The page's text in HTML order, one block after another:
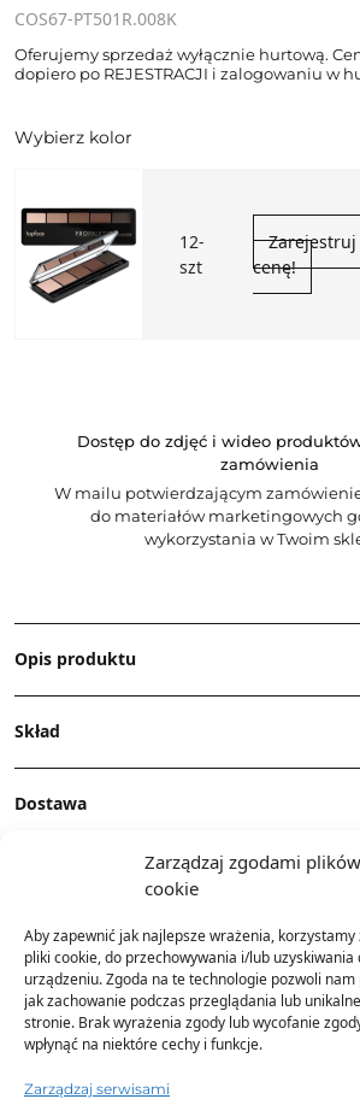
Zarządzaj zgodami plików
cookie
Aby zapewnić jak najlepsze wrażenia,
pliki cookie, do przechowywania i/lub
urządzeniu. Zgoda na te technologie pozwoli
jak zachowanie podczas przeglądania lub
stronie. Brak wyrażenia zgody lub wycofanie
wpłynąć na niektóre cechy i funkcje.
Zarządzaj serwisami
COS67-PT501R.008K
Oferujemy sprzedaż wyłącznie hurtową.
dopiero po REJESTRACJI i zalogowaniu w
Wybierz kolor
12-
szt
cenę!
Dostęp do zdjęć i wideo
zamówienia
W mailu potwierdzającym
do materiałów marketingowych
wykorzystania w Twoim
Opis produktu
Skład
Dostawa
Dodatkowe informacje
TO SIĘ TERAZ